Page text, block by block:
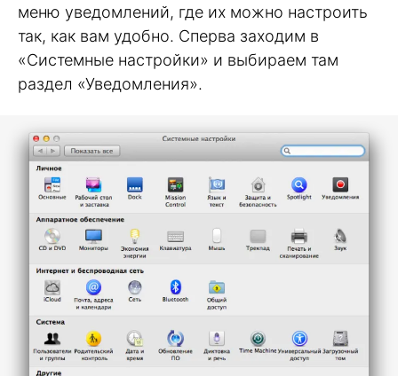
меню уведомлений, где их можно настроить
так, как вам удобно. Сперва заходим в
«Системные настройки» и выбираем там
раздел «Уведомления».